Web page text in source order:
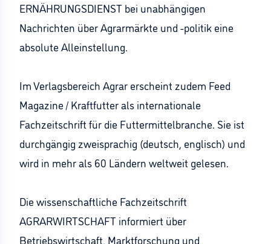
ERNÄHRUNGSDIENST bei unabhängigen
Nachrichten über Agrarmärkte und -politik eine
absolute Alleinstellung.
Im Verlagsbereich Agrar erscheint zudem Feed
Magazine / Kraftfutter als internationale
Fachzeitschrift für die Futtermittelbranche. Sie ist
durchgängig zweisprachig (deutsch, englisch) und
wird in mehr als 60 Ländern weltweit gelesen.
Die wissenschaftliche Fachzeitschrift
AGRARWIRTSCHAFT informiert über
Betriebswirtschaft, Marktforschung und